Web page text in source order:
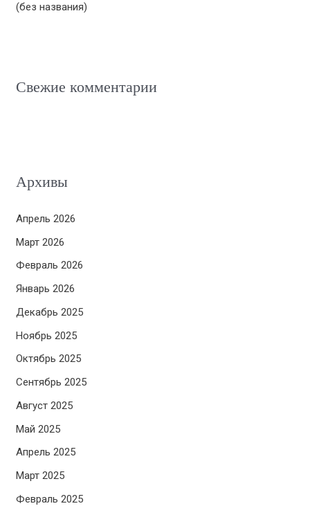
(без названия)
Свежие комментарии
Архивы
Апрель 2026
Март 2026
Февраль 2026
Январь 2026
Декабрь 2025
Ноябрь 2025
Октябрь 2025
Сентябрь 2025
Август 2025
Май 2025
Апрель 2025
Март 2025
Февраль 2025